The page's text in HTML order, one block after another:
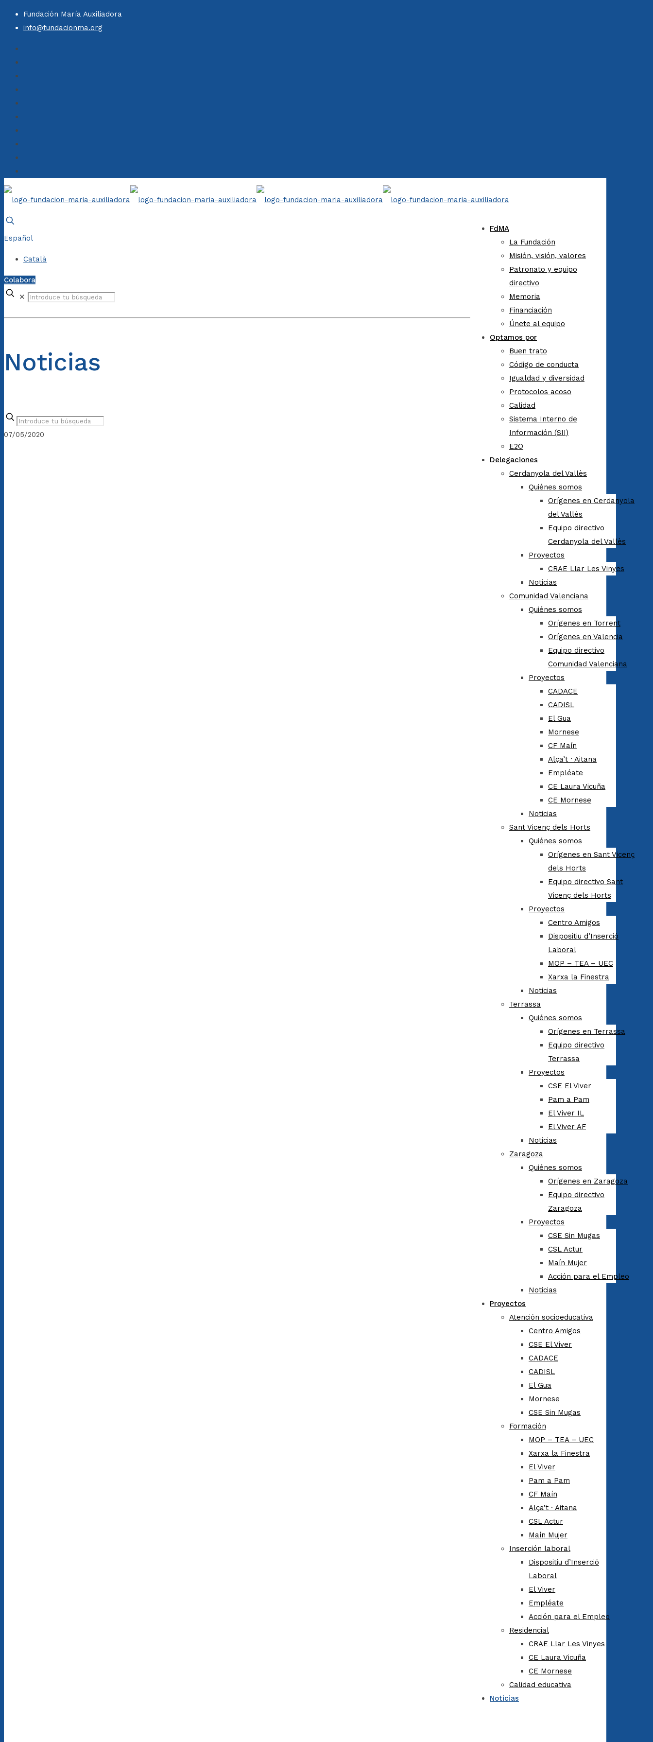
Fundación María Auxiliadora
info@fundacionma.org
FdMA
La Fundación
Misión, visión, valores
Patronato y equipo
directivo
Memoria
Financiación
Únete al equipo
Optamos por
Buen trato
Código de conducta
Igualdad y diversidad
Protocolos acoso
Calidad
Sistema Interno de
Información (SII)
E2O
Delegaciones
Cerdanyola del Vallès
Quiénes somos
Orígenes en Cerdanyola
del Vallès
Equipo directivo
Cerdanyola del Vallès
Proyectos
CRAE Llar Les Vinyes
Noticias
Comunidad Valenciana
Quiénes somos
Orígenes en Torrent
Orígenes en Valencia
Equipo directivo
Comunidad Valenciana
Proyectos
CADACE
CADISL
El Gua
Mornese
CF Maín
Alça’t · Aitana
Empléate
CE Laura Vicuña
CE Mornese
Noticias
Sant Vicenç dels Horts
Quiénes somos
Orígenes en Sant Vicenç
dels Horts
Equipo directivo Sant
Vicenç dels Horts
Proyectos
Centro Amigos
Dispositiu d’Inserció
Laboral
MOP – TEA – UEC
Xarxa la Finestra
Noticias
Terrassa
Quiénes somos
Orígenes en Terrassa
Equipo directivo
Terrassa
Proyectos
CSE El Viver
Pam a Pam
El Viver IL
El Viver AF
Noticias
Zaragoza
Quiénes somos
Orígenes en Zaragoza
Equipo directivo
Zaragoza
Proyectos
CSE Sin Mugas
CSL Actur
Maín Mujer
Acción para el Empleo
Noticias
Proyectos
Atención socioeducativa
Centro Amigos
CSE El Viver
CADACE
CADISL
El Gua
Mornese
CSE Sin Mugas
Formación
MOP – TEA – UEC
Xarxa la Finestra
El Viver
Pam a Pam
CF Maín
Alça’t · Aitana
CSL Actur
Maín Mujer
Inserción laboral
Dispositiu d’Inserció
Laboral
El Viver
Empléate
Acción para el Empleo
Residencial
CRAE Llar Les Vinyes
CE Laura Vicuña
CE Mornese
Calidad educativa
Noticias
Español
Català
Colabora
✕
Noticias
07/05/2020